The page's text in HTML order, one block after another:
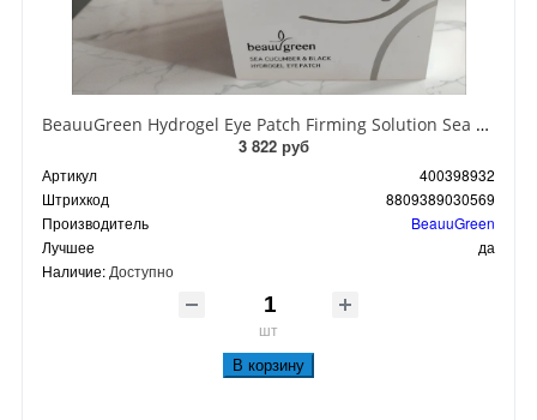
BeauuGreen Hydrogel Eye Patch Firming Solution Sea Cocumber & Black Гидрогелевые патчи для кожи вокруг глаз с экстрактом черного морского огурца 60 шт 90 гр
3 822 руб
Артикул
400398932
Штрихкод
8809389030569
Производитель
BeauuGreen
Лучшее
да
Наличие: Доступно
шт
В корзину